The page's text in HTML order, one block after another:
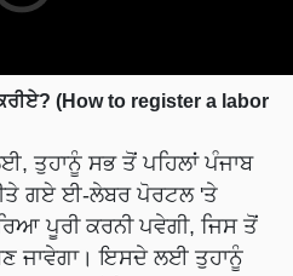
(How to register a labor
ਤੁਹਾਨੂੰ ਸਭ ਤੋਂ ਪਹਿਲਾਂ ਪੰਜਾਬ
ਗਏ ਈ-ਲੇਬਰ ਪੋਰਟਲ 'ਤੇ
ਪੂਰੀ ਕਰਨੀ ਪਵੇਗੀ, ਜਿਸ ਤੋਂ
ਜਾਵੇਗਾ। ਇਸਦੇ ਲਈ ਤੁਹਾਨੂੰ